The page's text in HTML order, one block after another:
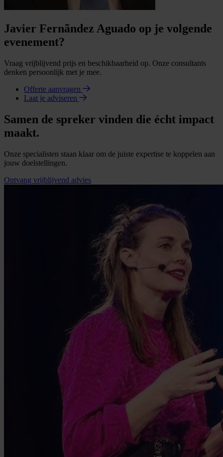
Javier Fernãndez Aguado op je volgende
evenement?
Vraag vrijblijvend prijs en beschikbaarheid op. Onze consultants
denken persoonlijk met je mee.
Offerte aanvragen
Laat je adviseren
Samen de spreker vinden die écht impact
maakt.
Onze specialisten staan klaar om de juiste expertise te koppelen aan
jouw doelstellingen.
Ontvang vrijblijvend advies